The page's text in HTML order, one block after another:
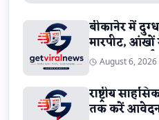
बीकानेर में
मारपीट, आंखों
का मामला दर्ज
August 6, 2026
राष्ट्रीय
तक करें